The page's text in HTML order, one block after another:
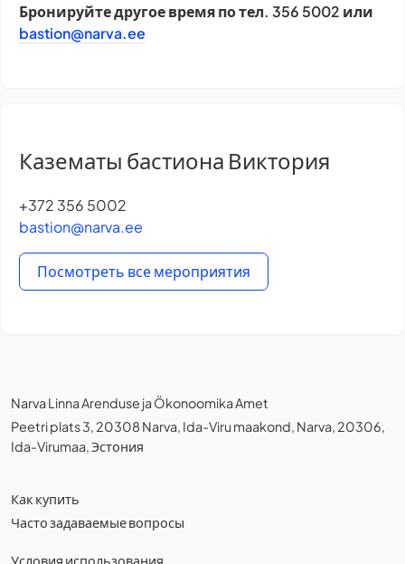
Бронируйте другое время по тел. 356 5002 или
bastion@narva.ee
Казематы бастиона Виктория
+372 356 5002
bastion@narva.ee
Посмотреть все мероприятия
Narva Linna Arenduse ja Ökonoomika Amet
Peetri plats 3, 20308 Narva, Ida-Viru maakond, Narva, 20306,
Ida-Virumaa, Эстония
Как купить
Часто задаваемые вопросы
Условия использования